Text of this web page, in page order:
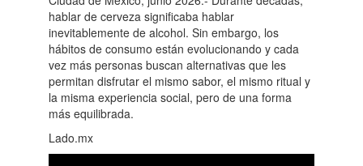
hablar de cerveza significaba hablar
inevitablemente de alcohol. Sin embargo, los
hábitos de consumo están evolucionando y cada
vez más personas buscan alternativas que les
permitan disfrutar el mismo sabor, el mismo ritual y
la misma experiencia social, pero de una forma
más equilibrada.
Lado.mx